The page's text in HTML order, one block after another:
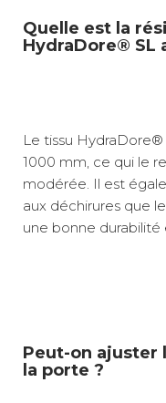
Quelle est la
HydraDore® SL
Le tissu
1000 mm, ce qui le
modérée. Il est
aux déchirures que
une bonne durabilité
Peut-on ajuster
la porte ?